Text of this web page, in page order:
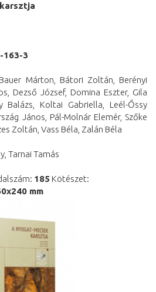
163-3
Márton, Bátori Zoltán, Berényi
Dezső József, Domina Eszter, Gila
Balázs, Koltai Gabriella, Leél-Őssy
János, Pál-Molnár Elemér, Szőke
Zoltán, Vass Béla, Zalán Béla
Tarnai Tamás
185 Kötészet:
mm